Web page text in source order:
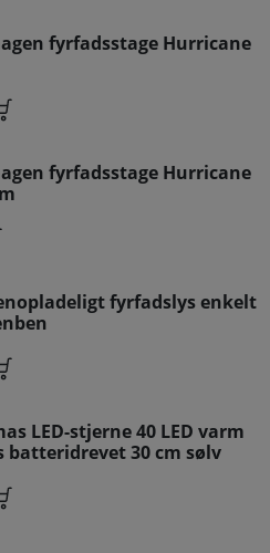
fyrfadsstage Hurricane
fyrfadsstage Hurricane
fyrfadslys enkelt
LED-stjerne 40 LED varm
batteridrevet 30 cm sølv